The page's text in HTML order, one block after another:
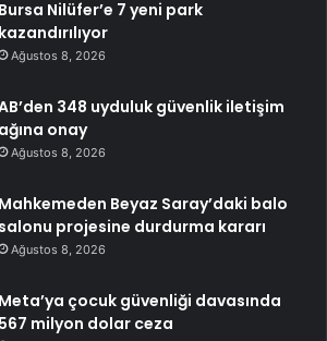
Bursa Nilüfer’e 7 yeni park
kazandırılıyor
Ağustos 8, 2026
348 uyduluk güvenlik iletişim
ağına onay
Ağustos 8, 2026
Mahkemeden Beyaz Saray’daki balo
salonu projesine durdurma kararı
Ağustos 8, 2026
Meta’ya çocuk güvenliği davasında
567 milyon dolar ceza